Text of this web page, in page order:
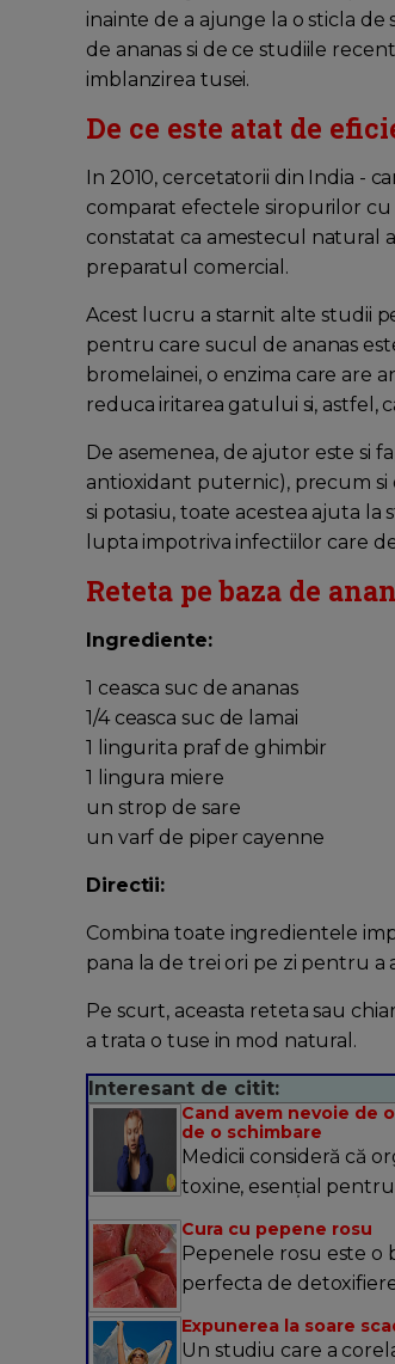
inainte de a ajunge la o sticla
de ananas si de ce studiile
imblanzirea tusei.
De ce este atat de
In 2010, cercetatorii din India -
comparat efectele siropurilor cu
constatat ca amestecul natural
preparatul comercial.
Acest lucru a starnit alte studii
pentru care sucul de ananas
bromelainei, o enzima care are
reduca iritarea gatului si, astfel,
De asemenea, de ajutor este si
antioxidant puternic), precum si
si potasiu, toate acestea ajuta
lupta impotriva infectiilor care
Reteta pe baza de
Ingrediente:
1 ceasca suc de ananas
1/4 ceasca suc de lamai
1 lingurita praf de ghimbir
1 lingura miere
un strop de sare
un varf de piper cayenne
Directii:
Combina toate ingredientele
pana la de trei ori pe zi pentru a
Pe scurt, aceasta reteta sau
a trata o tuse in mod natural.
Interesant de citit:
Cand avem nevoie de
de o schimbare
Medicii consideră că
toxine, esențial
Cura cu pepene rosu
Pepenele rosu este o
perfecta de
Expunerea la soare
Un studiu care a